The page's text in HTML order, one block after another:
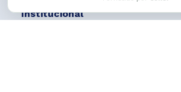
Institucional